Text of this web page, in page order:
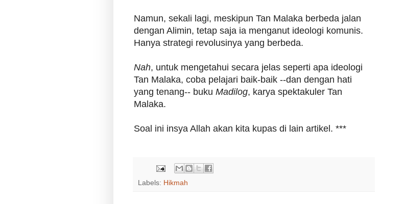
Namun, sekali lagi, meskipun Tan Malaka berbeda jalan
dengan Alimin, tetap saja ia menganut ideologi komunis.
Hanya strategi revolusinya yang berbeda.
Nah, untuk mengetahui secara jelas seperti apa ideologi
Tan Malaka, coba pelajari baik-baik --dan dengan hati
yang tenang-- buku Madilog, karya spektakuler Tan
Malaka.
Soal ini insya Allah akan kita kupas di lain artikel. ***
Labels: Hikmah